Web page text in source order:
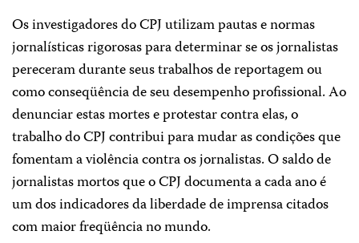
Os investigadores do CPJ utilizam pautas e normas
jornalísticas rigorosas para determinar se os jornalistas
pereceram durante seus trabalhos de reportagem ou
como conseqüência de seu desempenho profissional. Ao
denunciar estas mortes e protestar contra elas, o
trabalho do CPJ contribui para mudar as condições que
fomentam a violência contra os jornalistas. O saldo de
jornalistas mortos que o CPJ documenta a cada ano é
um dos indicadores da liberdade de imprensa citados
com maior freqüência no mundo.